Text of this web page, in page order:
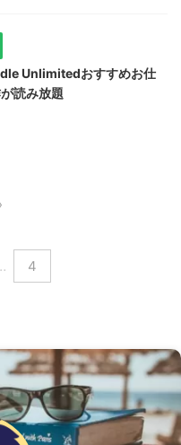
Unlimitedおすすめお仕
読み放題
4